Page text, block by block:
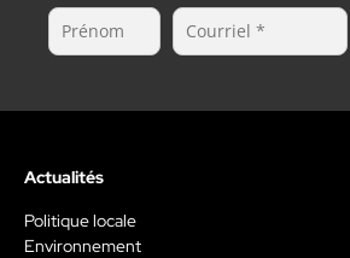
Actualités
Politique locale
Environnement